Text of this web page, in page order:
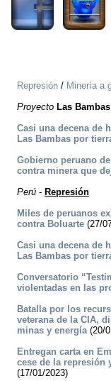
Represión / Minería a
Proyecto Las Bambas
Casi una decena de
Las Bambas por
Gobierno peruano
contra minera que
Perú - Represión
Miles de peruanos
contra Boluarte (27/
Casi una decena de
Las Bambas por
Conversatorio
violentadas en las
Batalla por los
veterana de la CIA,
minas y energía(20/
Entregan carta en
cese de la represión
(17/01/2023)